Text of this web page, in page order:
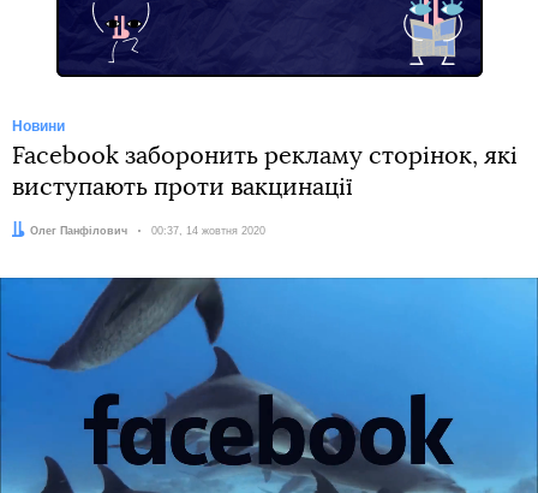
Новини
Facebook заборонить рекламу сторінок, які
виступають проти вакцинації
Автор:
Олег Панфілович Дата:
00:37, 14 жовтня 2020